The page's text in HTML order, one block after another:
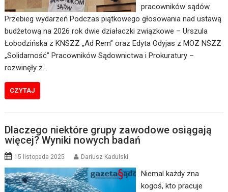
pracowników sądów
Przebieg wydarzeń Podczas piątkowego głosowania nad ustawą
budżetową na 2026 rok dwie działaczki związkowe – Urszula
Łobodzińska z KNSZZ „Ad Rem” oraz Edyta Odyjas z MOZ NSZZ
„Solidarność” Pracowników Sądownictwa i Prokuratury –
rozwinęły z…
CZYTAJ
Dlaczego niektóre grupy zawodowe osiągają
więcej? Wyniki nowych badań
15 listopada 2025 Dariusz Kadulski
Niemal każdy zna
kogoś, kto pracuje